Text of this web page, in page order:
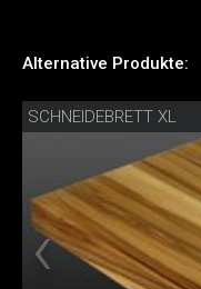
Alternative Produkte:
SCHNEIDEBRETT XL